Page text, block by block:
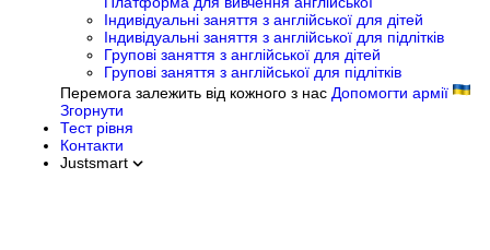
Індивідуальні заняття з англійської для дітей
Індивідуальні заняття з англійської для підлітків
Групові заняття з англійської для дітей
Групові заняття з англійської для підлітків
Перемога залежить від кожного з нас Допомогти армії
Згорнути
Тест рівня
Контакти
Justsmart